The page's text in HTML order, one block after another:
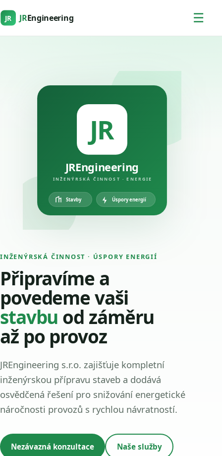
JR JREngineering ☰
INŽENÝRSKÁ ČINNOST · ÚSPORY ENERGIÍ
Připravíme a
povedeme vaši
stavbu od záměru
až po provoz
JREngineering s.r.o. zajišťuje kompletní
inženýrskou přípravu staveb a dodává
osvědčená řešení pro snižování energetické
náročnosti provozů s rychlou návratností.
Nezávazná konzultace Naše služby
JR
JREngineering
INŽENÝRSKÁ ČINNOST · ENERGIE
Stavby Úspory energií